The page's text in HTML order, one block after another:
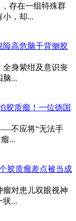
存在一组特殊群
小，却...
险高危脑干背侧胶
全身紫绀及意识丧
脑...
胶质瘤！一位德国
不应将“无法手
...
胶质瘤差点被当成
瘤对患儿双眼视神
状...